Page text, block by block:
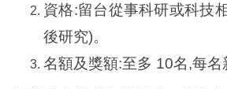
資格:留台從事科研或科技
後研究)。
名額及獎額:至多 10名,每名